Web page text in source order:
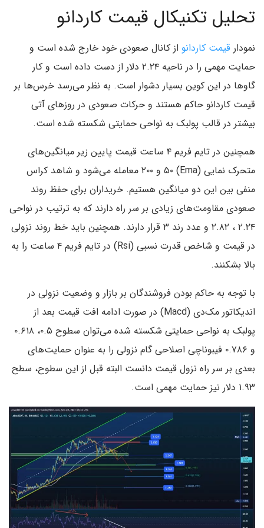
تحلیل تکنیکال قیمت کاردانو
نمودار قیمت کاردانو از کانال صعودی خود خارج شده است و
حمایت مهمی را در ناحیه ۲.۲۴ دلار از دست داده است و کار
گاوها در این کوین بسیار دشوار است. به نظر می‌رسد خرس‌ها بر
قیمت کاردانو حاکم هستند و حرکات صعودی در روزهای آتی
بیشتر در قالب پولبک به نواحی حمایتی شکسته شده است.
همچنین در تایم فریم ۴ ساعت قیمت پایین زیر میانگین‌های
متحرک نمایی (Ema) ۵۰ و ۲۰۰ معامله می‌شود و شاهد کراس
منفی بین این دو میانگین هستیم. خریداران برای حفظ روند
صعودی مقاومت‌های زیادی بر سر راه دارند که به ترتیب در نواحی
۲.۲۴ ، ۲.۸۲ و عدد رند ۳ قرار دارند. همچنین باید خط روند نزولی
در قیمت و شاخص قدرت نسبی (Rsi) در تایم فریم ۴ ساعت را به
بالا بشکنند.
با توجه به حاکم بودن فروشندگان بر بازار و وضعیت نزولی در
اندیکاتور مک‌دی (Macd) در صورت ادامه افت قیمت بعد از
پولبک به نواحی حمایتی شکسته شده می‌توان سطوح ۰.۵، ۰.۶۱۸
و ۰.۷۸۶ فیبوناچی اصلاحی گام نزولی را به عنوان حمایت‌های
بعدی بر سر راه نزول قیمت دانست البته قبل از این سطوح، سطح
۱.۹۳ دلار نیز حمایت مهمی است.